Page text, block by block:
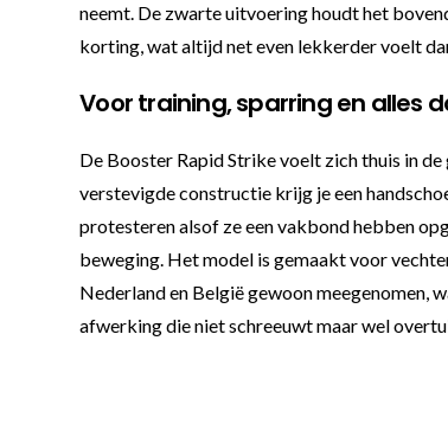
neemt. De zwarte uitvoering houdt het
korting, wat altijd net even lekkerder voelt
Voor training, sparring en alles
De Booster Rapid Strike voelt zich thuis in
verstevigde constructie krijg je een
protesteren alsof ze een vakbond hebben
beweging. Het model is gemaakt voor
Nederland en België gewoon meegenomen,
afwerking die niet schreeuwt maar wel